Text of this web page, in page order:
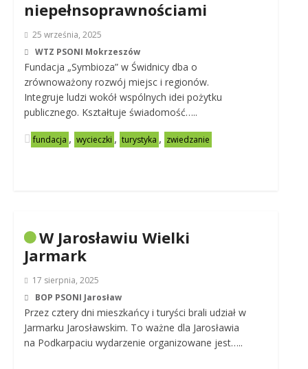
niepełnsoprawnościami
25 września, 2025
WTZ PSONI Mokrzeszów
Fundacja „Symbioza” w Świdnicy dba o
zrównoważony rozwój miejsc i regionów.
Integruje ludzi wokół wspólnych idei pożytku
publicznego. Kształtuje świadomość…..
fundacja , wycieczki , turystyka , zwiedzanie
W Jarosławiu Wielki
Jarmark
17 sierpnia, 2025
BOP PSONI Jarosław
Przez cztery dni mieszkańcy i turyści brali udział w
Jarmarku Jarosławskim. To ważne dla Jarosławia
na Podkarpaciu wydarzenie organizowane jest…..